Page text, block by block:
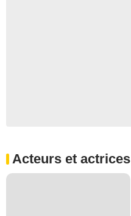
Acteurs et actrices